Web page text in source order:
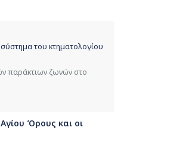
του κτηματολογίου
παράκτιων ζωνών στο
Όρους και οι